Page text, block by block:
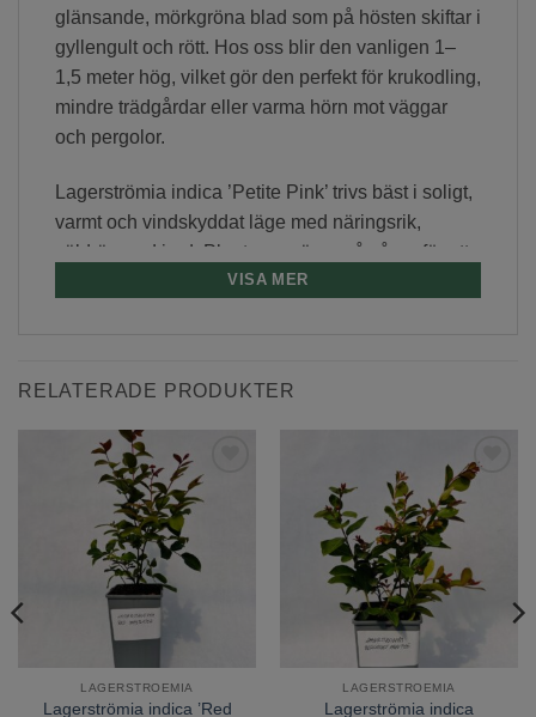
glänsande, mörkgröna blad som på hösten skiftar i
gyllengult och rött. Hos oss blir den vanligen 1–
1,5 meter hög, vilket gör den perfekt för krukodling,
mindre trädgårdar eller varma hörn mot väggar
och pergolor.
Lagerströmia indica ’Petite Pink’ trivs bäst i soligt,
varmt och vindskyddat läge med näringsrik,
väldränerad jord. Planteras gärna på våren för att
hinna etablera sig innan vintern. I kallare delar av
Tål kyla ner till cirka –15 till –18 °C och är härdig
till zon 1 (upp till zon 2 i skyddat läge).
Ytterligare information
LAGERSTRÖMIA
Petite Pink
LAGERSTROEMIA
VISA MER
RELATERADE PRODUKTER
Lägg till
önskelista
LAGERSTROEMIA
Lagerströmia indica ’Red
Lägg till
önskelista
LAGERSTROEMIA
Lagerströmia indica